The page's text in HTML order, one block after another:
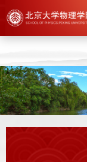
快速导航